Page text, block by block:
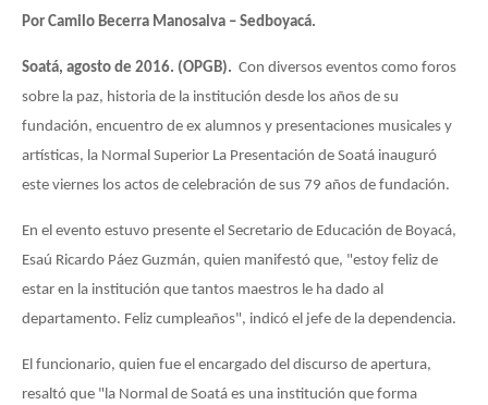
Por Camilo Becerra Manosalva – Sedboyacá.
Soatá, agosto de 2016. (OPGB). Con diversos eventos como foros
sobre la paz, historia de la institución desde los años de su
fundación, encuentro de ex alumnos y presentaciones musicales y
artísticas, la Normal Superior La Presentación de Soatá inauguró
este viernes los actos de celebración de sus 79 años de fundación.
En el evento estuvo presente el Secretario de Educación de Boyacá,
Esaú Ricardo Páez Guzmán, quien manifestó que, "estoy feliz de
estar en la institución que tantos maestros le ha dado al
departamento. Feliz cumpleaños", indicó el jefe de la dependencia.
El funcionario, quien fue el encargado del discurso de apertura,
resaltó que "la Normal de Soatá es una institución que forma